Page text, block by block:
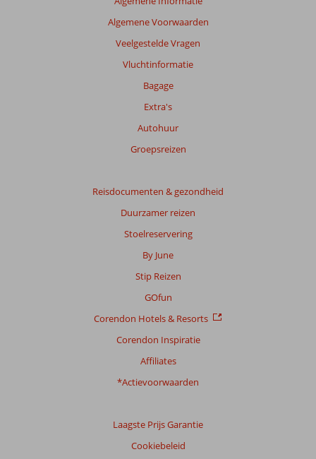
Algemene Voorwaarden
Veelgestelde Vragen
Vluchtinformatie
Bagage
Extra's
Autohuur
Groepsreizen
Reisdocumenten & gezondheid
Duurzamer reizen
Stoelreservering
By June
Stip Reizen
GOfun
Corendon Hotels & Resorts
Corendon Inspiratie
Affiliates
*Actievoorwaarden
Laagste Prijs Garantie
Cookiebeleid